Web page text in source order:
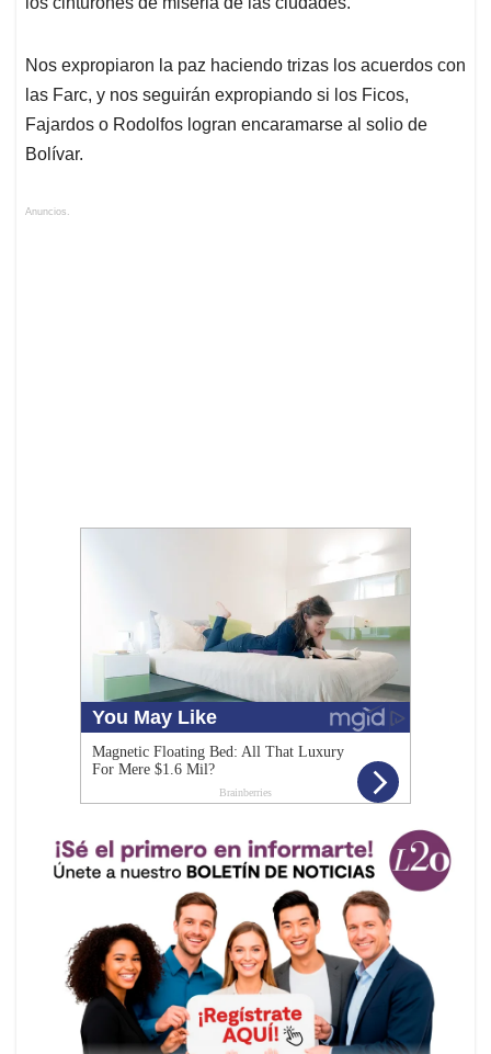
Nos expropiaron la paz haciendo trizas los acuerdos con
las Farc, y nos seguirán expropiando si los Ficos,
Fajardos o Rodolfos logran encaramarse al solio de
Bolívar.
Anuncios.